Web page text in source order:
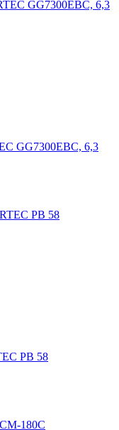
GG7300ЕВС, 6,3
PB 58